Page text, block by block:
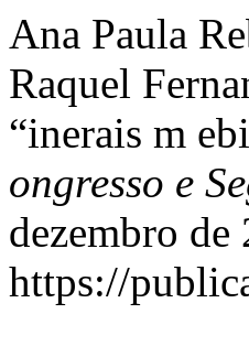
Ana Paula
Raquel
“inerais m
ongresso e
dezembro de
https://